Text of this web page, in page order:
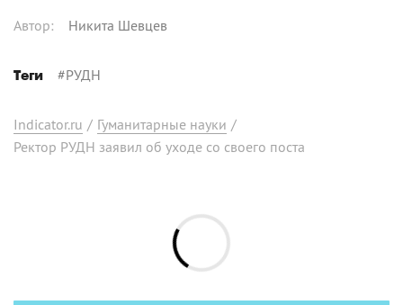
Автор: Никита Шевцев
Теги #РУДН
Indicator.ru / Гуманитарные науки /
Ректор РУДН заявил об уходе со своего поста